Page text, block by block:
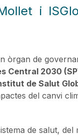
i
òrgan de
Central 2030
de Salut
del canvi
de salut, del